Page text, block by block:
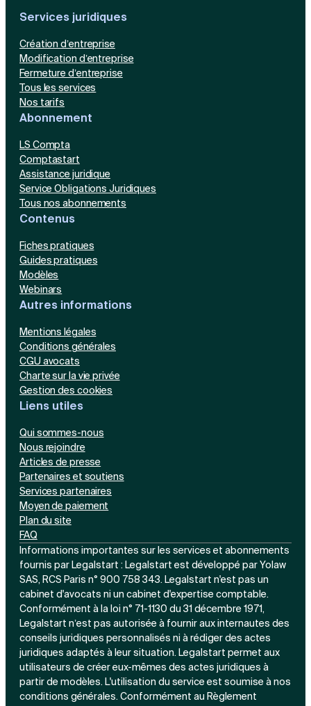
Services juridiques
Création d’entreprise
Modification d’entreprise
Fermeture d’entreprise
Tous les services
Nos tarifs
Abonnement
LS Compta
Comptastart
Assistance juridique
Service Obligations Juridiques
Tous nos abonnements
Contenus
Fiches pratiques
Guides pratiques
Modèles
Webinars
Autres informations
Mentions légales
Conditions générales
CGU avocats
Charte sur la vie privée
Gestion des cookies
Liens utiles
Qui sommes-nous
Nous rejoindre
Articles de presse
Partenaires et soutiens
Services partenaires
Moyen de paiement
Plan du site
FAQ
Informations importantes sur les services et abonnements
fournis par Legalstart : Legalstart est développé par Yolaw
SAS, RCS Paris n° 900 758 343. Legalstart n'est pas un
cabinet d'avocats ni un cabinet d'expertise comptable.
Conformément à la loi n° 71-1130 du 31 décembre 1971,
Legalstart n’est pas autorisée à fournir aux internautes des
conseils juridiques personnalisés ni à rédiger des actes
juridiques adaptés à leur situation. Legalstart permet aux
utilisateurs de créer eux-mêmes des actes juridiques à
partir de modèles. L'utilisation du service est soumise à nos
conditions générales. Conformément au Règlement